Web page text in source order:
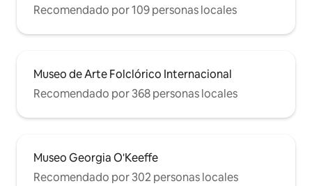
Recomendado por 109 personas locales
Museo de Arte Folclórico Internacional
Recomendado por 368 personas locales
Museo Georgia O'Keeffe
Recomendado por 302 personas locales